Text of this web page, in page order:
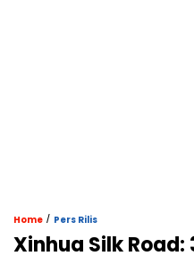
Home / Pers Rilis
Xinhua Silk Road: